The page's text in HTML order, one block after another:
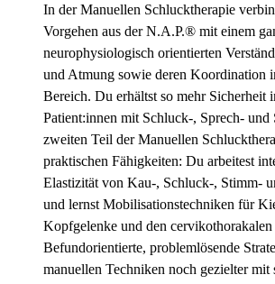
In der Manuellen Schlucktherapie
Vorgehen aus der N.A.P.® mit einem
neurophysiologisch orientierten
und Atmung sowie deren Koordination
Bereich. Du erhältst so mehr Sicherheit
Patient:innen mit Schluck-, Sprech- und
zweiten Teil der Manuellen
praktischen Fähigkeiten: Du arbeitest
Elastizität von Kau-, Schluck-, Stimm-
und lernst Mobilisationstechniken für
Kopfgelenke und den
Befundorientierte, problemlösende
manuellen Techniken noch gezielter mit